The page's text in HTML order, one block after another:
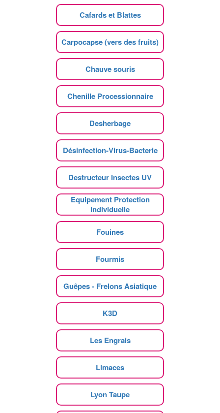
Cafards et Blattes
Carpocapse (vers des fruits)
Chauve souris
Chenille Processionnaire
Desherbage
Désinfection-Virus-Bacterie
Destructeur Insectes UV
Equipement Protection
Individuelle
Fouines
Fourmis
Guêpes - Frelons Asiatique
K3D
Les Engrais
Limaces
Lyon Taupe